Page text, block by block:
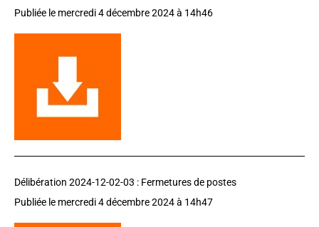
Publiée le mercredi 4 décembre 2024à 14h46
Délibération 2024-12-02-03 : Fermetures de postes
Publiée le mercredi 4 décembre 2024à 14h47